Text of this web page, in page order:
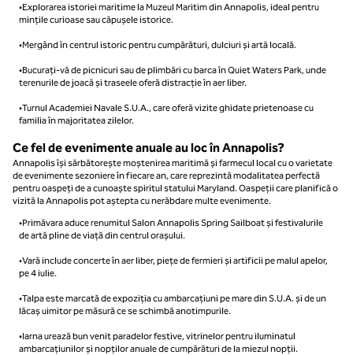
•Explorarea istoriei maritime la Muzeul Maritim din Annapolis, ideal pentru
mințile curioase sau căpușele istorice.
•Mergând în centrul istoric pentru cumpărături, dulciuri și artă locală.
•Bucurați-vă de picnicuri sau de plimbări cu barca în Quiet Waters Park, unde
terenurile de joacă și traseele oferă distracție în aer liber.
•Turnul Academiei Navale S.U.A., care oferă vizite ghidate prietenoase cu
familia în majoritatea zilelor.
Ce fel de evenimente anuale au loc în Annapolis?
Annapolis își sărbătorește moștenirea maritimă și farmecul local cu o varietate
de evenimente sezoniere în fiecare an, care reprezintă modalitatea perfectă
pentru oaspeți de a cunoaște spiritul statului Maryland. Oaspeții care planifică o
vizită la Annapolis pot aștepta cu nerăbdare multe evenimente.
•Primăvara aduce renumitul Salon Annapolis Spring Sailboat și festivalurile
de artă pline de viață din centrul orașului.
•Vară include concerte în aer liber, piețe de fermieri și artificii pe malul apelor,
pe 4 iulie.
•Talpa este marcată de expoziția cu ambarcațiuni pe mare din S.U.A. și de un
lăcaș uimitor pe măsură ce se schimbă anotimpurile.
•Iarna urează bun venit paradelor festive, vitrinelor pentru iluminatul
ambarcațiunilor și nopților anuale de cumpărături de la miezul nopții.